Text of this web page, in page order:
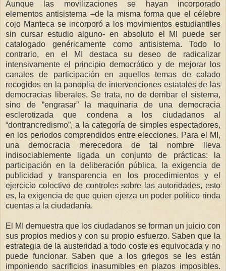
Aunque las movilizaciones se hayan incorporado
elementos antisistema –de la misma forma que el célebre
cojo Manteca se incorporó a los movimientos estudiantiles
sin cursar estudio alguno- en absoluto el MI puede ser
catalogado genéricamente como antisistema. Todo lo
contrario, en el MI destaca su deseo de radicalizar
intensivamente el principio democrático y de mejorar los
canales de participación en aquellos temas de calado
recogidos en la panoplia de intervenciones estatales de las
democracias liberales. Se trata, no de derribar el sistema,
sino de “engrasar” la maquinaria de una democracia
esclerotizada que condena a los ciudadanos al
“dontrancredismo”, a la categoría de simples espectadores,
en los periodos comprendidos entre elecciones. Para el MI,
una democracia merecedora de tal nombre lleva
indisociablemente ligada un conjunto de prácticas: la
participación en la deliberación pública, la exigencia de
publicidad y transparencia en los procedimientos y el
ejercicio colectivo de controles sobre las autoridades, esto
es, la exigencia de que quien ejerza un poder político rinda
cuentas a la ciudadanía.
El MI demuestra que los ciudadanos se forman un juicio con
sus propios medios y con su propio esfuerzo. Saben que la
estrategia de la austeridad a todo coste es equivocada y no
puede funcionar. Saben que a los griegos se les están
imponiendo sacrificios inasumibles en plazos imposibles.